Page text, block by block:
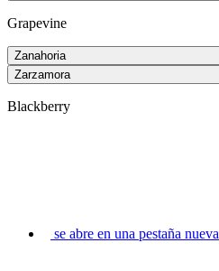
Grapevine
Zanahoria
Zarzamora
Blackberry
se abre en una pestaña nueva